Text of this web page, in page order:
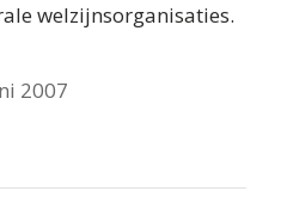
welzijnsorganisaties.
2007